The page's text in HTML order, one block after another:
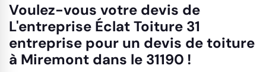
Voulez-vous votre devis de
L'entreprise Éclat Toiture 31
entreprise pour un devis de toiture
à Miremont dans le 31190 !